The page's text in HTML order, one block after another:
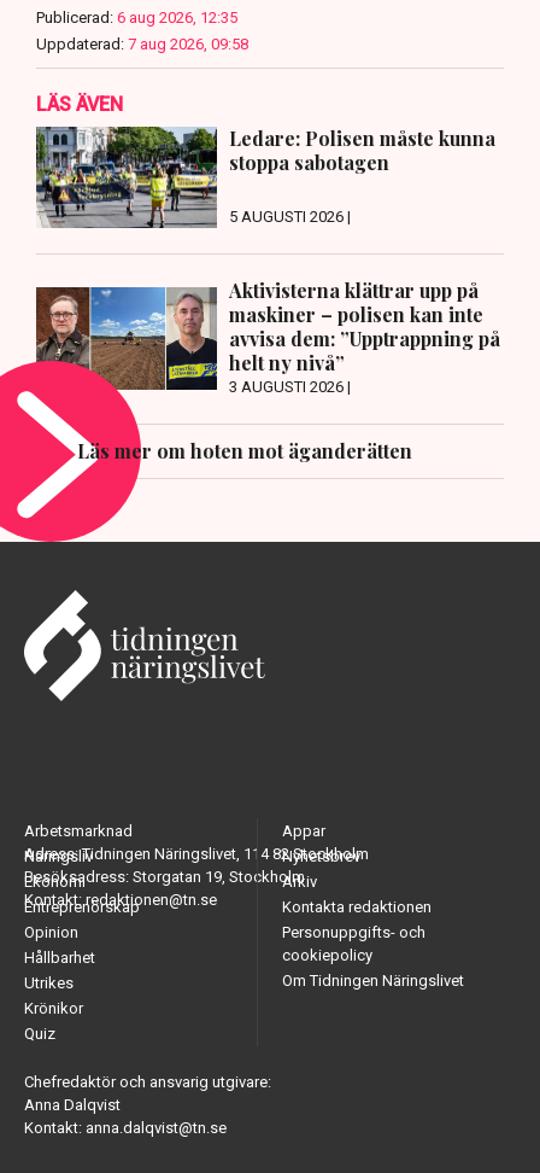
Publicerad: 6 aug 2026, 12:35
Uppdaterad: 7 aug 2026, 09:58
LÄS ÄVEN
Ledare: Polisen måste kunna
stoppa sabotagen
5 AUGUSTI 2026 |
Aktivisterna klättrar upp på
maskiner – polisen kan inte
avvisa dem: ”Upptrappning på
helt ny nivå”
3 AUGUSTI 2026 |
Läs mer om hoten mot äganderätten
Adress: Tidningen Näringslivet, 114 82 Stockholm
Besöksadress: Storgatan 19, Stockholm
Kontakt: redaktionen@tn.se
Arbetsmarknad
Näringsliv
Ekonomi
Entreprenörskap
Opinion
Hållbarhet
Utrikes
Krönikor
Quiz
Appar
Nyhetsbrev
Arkiv
Kontakta redaktionen
Personuppgifts- och
cookiepolicy
Om Tidningen Näringslivet
Chefredaktör och ansvarig utgivare:
Anna Dalqvist
Kontakt: anna.dalqvist@tn.se